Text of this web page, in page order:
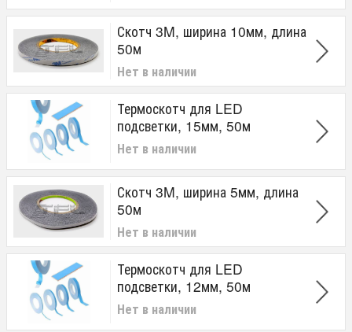
Скотч 3M, ширина 10мм, длина
50м
Нет в наличии
Термоскотч для LED
подсветки, 15мм, 50м
Нет в наличии
Скотч 3M, ширина 5мм, длина
50м
Нет в наличии
Термоскотч для LED
подсветки, 12мм, 50м
Нет в наличии